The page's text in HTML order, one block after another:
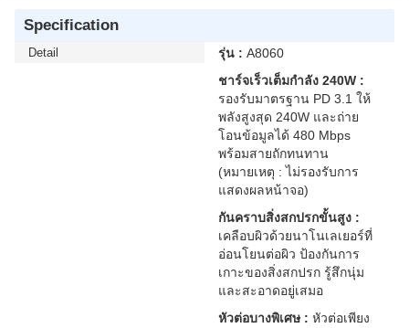
Specification
Detail รุ่น : A8060
ชาร์จเร็วเต็มกำลัง 240W :
รองรับมาตรฐาน PD 3.1 ให้
พลังสูงสุด 240W และถ่าย
โอนข้อมูลได้ 480 Mbps
พร้อมสายถักทนทาน
(หมายเหตุ : ไม่รองรับการ
แสดงผลหน้าจอ)
กันคราบสิ่งสกปรกขั้นสูง :
เคลือบผิวด้วยนาโนเลเยอร์ที่
อ่อนโยนต่อผิว ป้องกันการ
เกาะของสิ่งสกปรก รู้สึกนุ่ม
และสะอาดอยู่เสมอ
หัวต่อบางพิเศษ : หัวต่อเพียง